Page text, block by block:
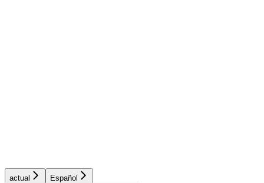
actual Español